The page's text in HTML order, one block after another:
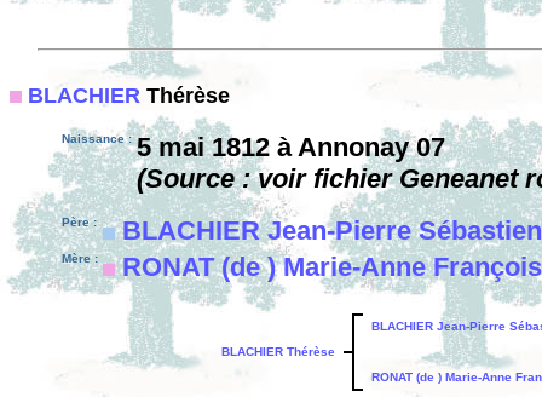
BLACHIER Thérèse
Naissance : 5 mai 1812 à Annonay 07
(Source : voir fichier Geneanet
Père : BLACHIER Jean-Pierre Sébastien
Mère : RONAT (de ) Marie-Anne
BLACHIER Thérèse
BLACHIER Jean-Pierre
RONAT (de ) Marie-Anne